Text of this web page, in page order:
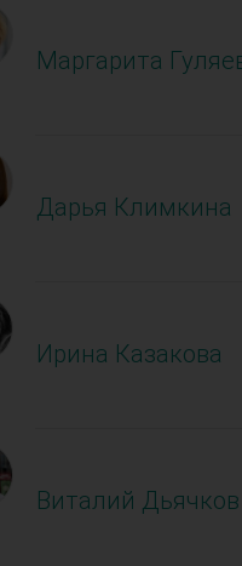
Маргарита
Дарья Климкина
Ирина Казакова
Виталий Дьячков